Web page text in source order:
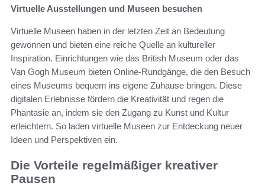
Virtuelle Ausstellungen und Museen besuchen
Virtuelle Museen haben in der letzten Zeit an Bedeutung
gewonnen und bieten eine reiche Quelle an kultureller
Inspiration. Einrichtungen wie das British Museum oder das
Van Gogh Museum bieten Online-Rundgänge, die den Besuch
eines Museums bequem ins eigene Zuhause bringen. Diese
digitalen Erlebnisse fördern die Kreativität und regen die
Phantasie an, indem sie den Zugang zu Kunst und Kultur
erleichtern. So laden virtuelle Museen zur Entdeckung neuer
Ideen und Perspektiven ein.
Die Vorteile regelmäßiger kreativer
Pausen